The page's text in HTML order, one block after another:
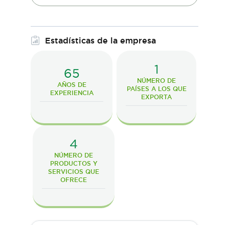
Estadísticas de la empresa
65
AÑOS DE
EXPERIENCIA
1
NÚMERO DE
PAÍSES A LOS QUE
EXPORTA
4
NÚMERO DE
PRODUCTOS Y
SERVICIOS QUE
OFRECE